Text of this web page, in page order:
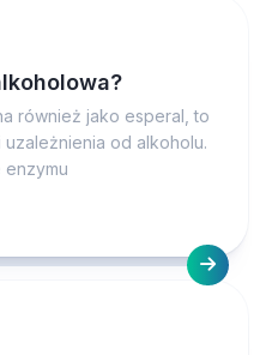
również jako esperal, to
od alkoholu.
enzymu